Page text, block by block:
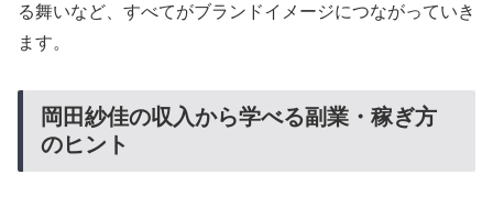
る舞いなど、すべてがブランドイメージにつながっていき
ます。
岡田紗佳の収入から学べる副業・稼ぎ方
のヒント